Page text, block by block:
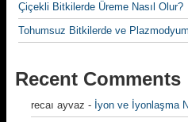
Çiçekli Bitkilerde Üreme Nasıl Olur?
Tohumsuz Bitkilerde ve
Recent Comments
recaı ayvaz - İyon ve İyonlaşma